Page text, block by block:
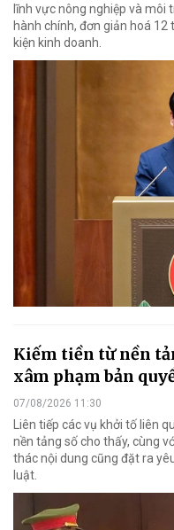
lĩnh vực nông nghiệp và
hành chính, đơn giản hoá
kiện kinh doanh.
Kiếm tiền từ nền
xâm phạm bản
07/08/2026 11:30
Liên tiếp các vụ khởi tố liên
nền tảng số cho thấy, cùng
thác nội dung cũng đặt ra
luật.